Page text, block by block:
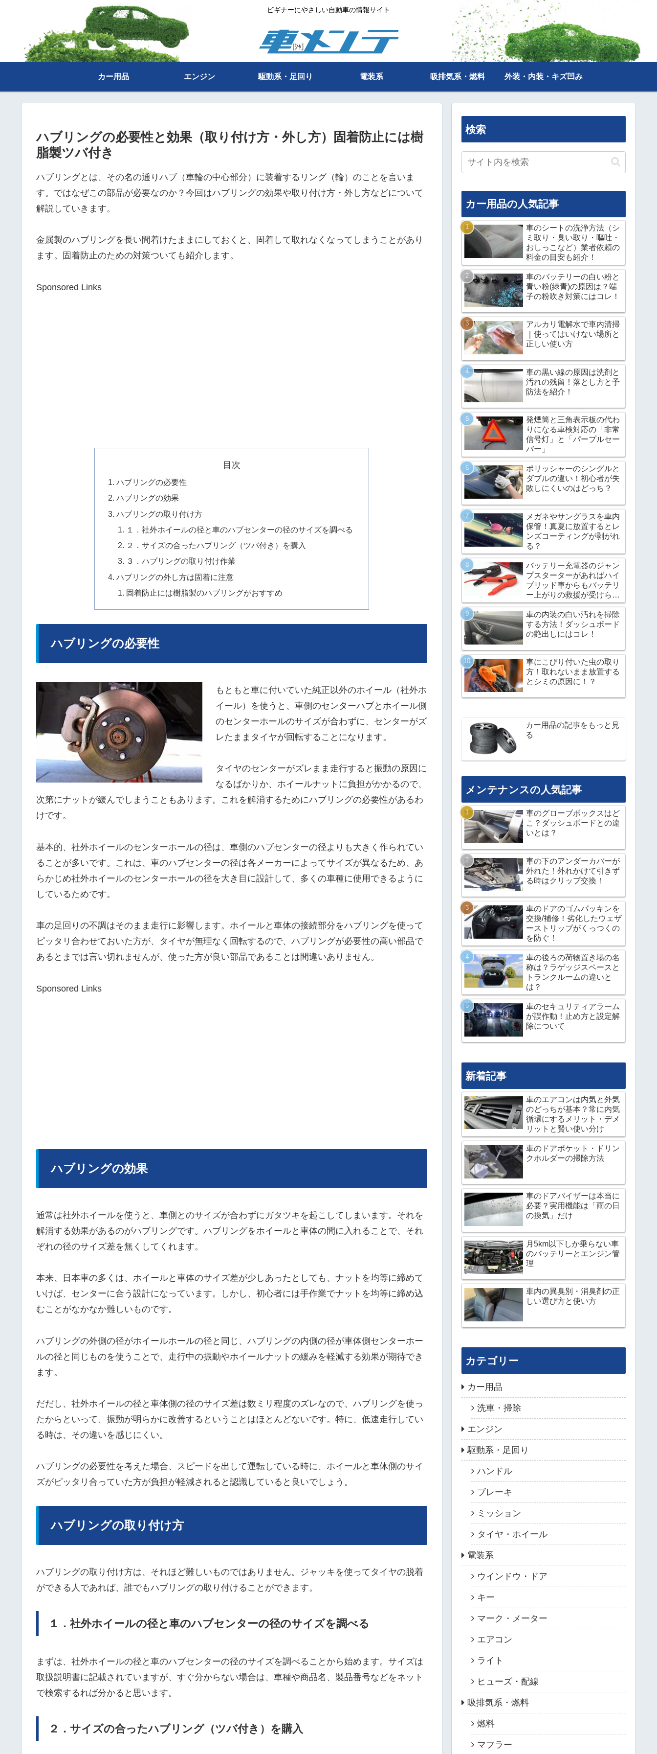
ビギナーにやさしい自動車の情報サイト
カー用品 エンジン 駆動系・足回り 電装系 吸排気系・燃料 外装・内装・キズ凹み
ハブリングの必要性と効果（取り付け方・外し方）固着防止には樹
脂製ツバ付き
ハブリングとは、その名の通りハブ（車輪の中心部分）に装着するリング（輪）のことを言いま
す。ではなぜこの部品が必要なのか？今回はハブリングの効果や取り付け方・外し方などについて
解説していきます。
金属製のハブリングを長い間着けたままにしておくと、固着して取れなくなってしまうことがあり
ます。固着防止のための対策ついても紹介します。
Sponsored Links
目次
ハブリングの必要性
ハブリングの効果
ハブリングの取り付け方
１．社外ホイールの径と車のハブセンターの径のサイズを調べる
２．サイズの合ったハブリング（ツバ付き）を購入
３．ハブリングの取り付け作業
ハブリングの外し方は固着に注意
固着防止には樹脂製のハブリングがおすすめ
ハブリングの必要性
もともと車に付いていた純正以外のホイール（社外ホ
イール）を使うと、車側のセンターハブとホイール側
のセンターホールのサイズが合わずに、センターがズ
レたままタイヤが回転することになります。
タイヤのセンターがズレまま走行すると振動の原因に
なるばかりか、ホイールナットに負担がかかるので、
次第にナットが緩んでしまうこともあります。これを解消するためにハブリングの必要性があるわ
けです。
基本的、社外ホイールのセンターホールの径は、車側のハブセンターの径よりも大きく作られてい
ることが多いです。これは、車のハブセンターの径は各メーカーによってサイズが異なるため、あ
らかじめ社外ホイールのセンターホールの径を大き目に設計して、多くの車種に使用できるように
しているためです。
車の足回りの不調はそのまま走行に影響します。ホイールと車体の接続部分をハブリングを使って
ピッタリ合わせておいた方が、タイヤが無理なく回転するので、ハブリングが必要性の高い部品で
あるとまでは言い切れませんが、使った方が良い部品であることは間違いありません。
Sponsored Links
ハブリングの効果
通常は社外ホイールを使うと、車側とのサイズが合わずにガタツキを起こしてしまいます。それを
解消する効果があるのがハブリングです。ハブリングをホイールと車体の間に入れることで、それ
ぞれの径のサイズ差を無くしてくれます。
本来、日本車の多くは、ホイールと車体のサイズ差が少しあったとしても、ナットを均等に締めて
いけば、センターに合う設計になっています。しかし、初心者には手作業でナットを均等に締め込
むことがなかなか難しいものです。
ハブリングの外側の径がホイールホールの径と同じ、ハブリングの内側の径が車体側センターホー
ルの径と同じものを使うことで、走行中の振動やホイールナットの緩みを軽減する効果が期待でき
ます。
だだし、社外ホイールの径と車体側の径のサイズ差は数ミリ程度のズレなので、ハブリングを使っ
たからといって、振動が明らかに改善するということはほとんどないです。特に、低速走行してい
る時は、その違いを感じにくい。
ハブリングの必要性を考えた場合、スピードを出して運転している時に、ホイールと車体側のサイ
ズがピッタリ合っていた方が負担が軽減されると認識していると良いでしょう。
ハブリングの取り付け方
ハブリングの取り付け方は、それほど難しいものではありません。ジャッキを使ってタイヤの脱着
ができる人であれば、誰でもハブリングの取り付けることができます。
１．社外ホイールの径と車のハブセンターの径のサイズを調べる
まずは、社外ホイールの径と車のハブセンターの径のサイズを調べることから始めます。サイズは
取扱説明書に記載されていますが、すぐ分からない場合は、車種や商品名、製品番号などをネット
で検索するれば分かると思います。
２．サイズの合ったハブリング（ツバ付き）を購入
検索
カー用品の人気記事
車のシートの洗浄方法（シ
ミ取り・臭い取り・嘔吐・
おしっこなど）業者依頼の
料金の目安も紹介！
車のバッテリーの白い粉と
青い粉(緑青)の原因は？端
子の粉吹き対策にはコレ！
アルカリ電解水で車内清掃
｜使ってはいけない場所と
正しい使い方
車の黒い線の原因は洗剤と
汚れの残留！落とし方と予
防法を紹介！
発煙筒と三角表示板の代わ
りになる車検対応の「非常
信号灯」と「パープルセー
バー」
ポリッシャーのシングルと
ダブルの違い！初心者が失
敗しにくいのはどっち？
メガネやサングラスを車内
保管！真夏に放置するとレ
ンズコーティングが剥がれ
る？
バッテリー充電器のジャン
プスターターがあればハイ
ブリッド車からもバッテリ
ー上がりの救援が受けられ
る
車の内装の白い汚れを掃除
する方法！ダッシュボード
の艶出しにはコレ！
車にこびり付いた虫の取り
方！取れないまま放置する
とシミの原因に！？
カー用品の記事をもっと見
る
メンテナンスの人気記事
車のグローブボックスはど
こ？ダッシュボードとの違
いとは？
車の下のアンダーカバーが
外れた！外れかけて引きず
る時はクリップ交換！
車のドアのゴムパッキンを
交換/補修！劣化したウェザ
ーストリップがくっつくの
を防ぐ！
車の後ろの荷物置き場の名
称は？ラゲッジスペースと
トランクルームの違いと
は？
車のセキュリティアラーム
が誤作動！止め方と設定解
除について
新着記事
車のエアコンは内気と外気
のどっちが基本？常に内気
循環にするメリット・デメ
リットと賢い使い分け
車のドアポケット・ドリン
クホルダーの掃除方法
車のドアバイザーは本当に
必要？実用機能は「雨の日
の換気」だけ
月5km以下しか乗らない車
のバッテリーとエンジン管
理
車内の異臭別・消臭剤の正
しい選び方と使い方
カテゴリー
カー用品
洗車・掃除
エンジン
駆動系・足回り
ハンドル
ブレーキ
ミッション
タイヤ・ホイール
電装系
ウインドウ・ドア
キー
マーク・メーター
エアコン
ライト
ヒューズ・配線
吸排気系・燃料
燃料
マフラー